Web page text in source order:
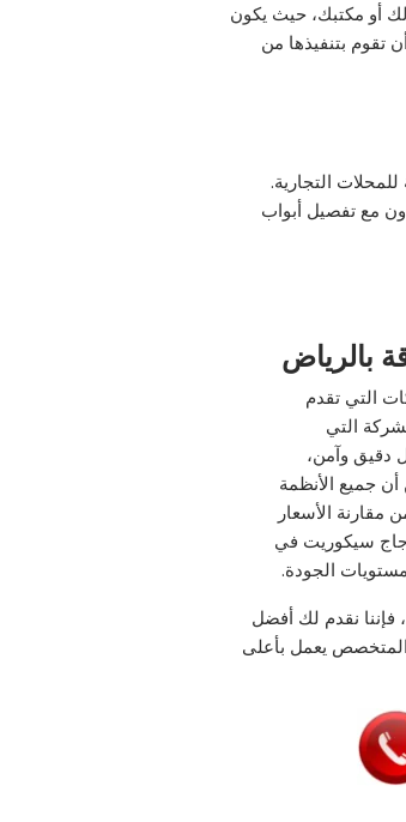
أو مكتبك، حيث يكون
تقوم بتنفيذها من
التجارية.
مع تفصيل أبواب
بالرياض
التي تقدم
التي
دقيق وآمن،
جميع الأنظمة
مقارنة الأسعار
سيكوريت في
الجودة.
نقدم لك أفضل
المتخصص يعمل بأعلى